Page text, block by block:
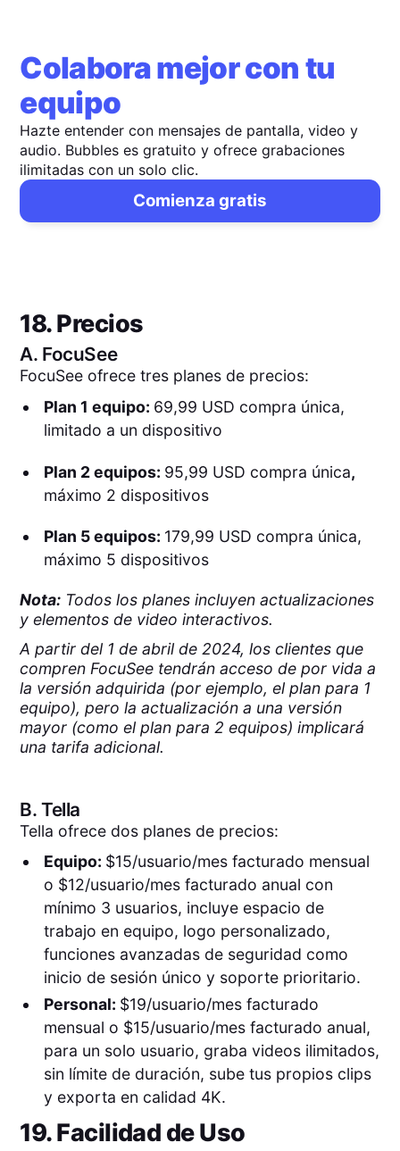
Colabora mejor con tu
equipo
Hazte entender con mensajes de pantalla, video y
audio. Bubbles es gratuito y ofrece grabaciones
ilimitadas con un solo clic.
Comienza gratis
18. Precios
A. FocuSee
FocuSee ofrece tres planes de precios:
Plan 1 equipo: 69,99 USD compra única,
limitado a un dispositivo
Plan 2 equipos: 95,99 USD compra única,
máximo 2 dispositivos
Plan 5 equipos: 179,99 USD compra única,
máximo 5 dispositivos
Nota: Todos los planes incluyen actualizaciones
y elementos de video interactivos.
A partir del 1 de abril de 2024, los clientes que
compren FocuSee tendrán acceso de por vida a
la versión adquirida (por ejemplo, el plan para 1
equipo), pero la actualización a una versión
mayor (como el plan para 2 equipos) implicará
una tarifa adicional.
B.Tella
Tella ofrece dos planes de precios:
Equipo: $15/usuario/mes facturado mensual
o $12/usuario/mes facturado anual con
mínimo 3 usuarios, incluye espacio de
trabajo en equipo, logo personalizado,
funciones avanzadas de seguridad como
inicio de sesión único y soporte prioritario.
Personal: $19/usuario/mes facturado
mensual o $15/usuario/mes facturado anual,
para un solo usuario, graba videos ilimitados,
sin límite de duración, sube tus propios clips
y exporta en calidad 4K.
19. Facilidad de Uso